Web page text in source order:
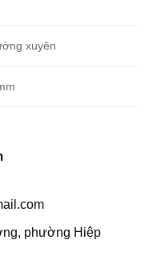
xuyên
phường Hiệp